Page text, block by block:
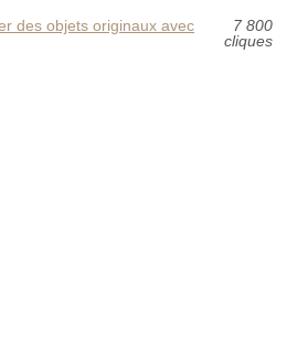
des objets originaux avec
7 800
cliques